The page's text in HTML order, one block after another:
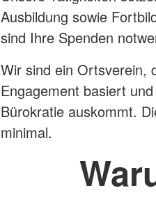
Ausbildung sowie
sind Ihre Spenden
Wir sind ein Ortsverein,
Engagement basiert
Bürokratie auskommt.
minimal.